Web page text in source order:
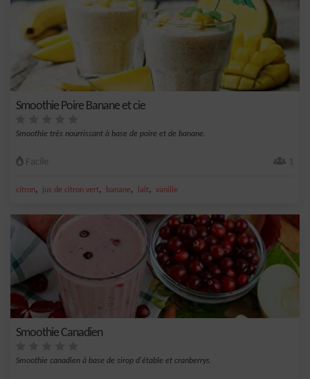
Smoothie Poire Banane et cie
Smoothie très nourrissant à base de poire et de banane.
Facile 1
citron, jus de citron vert, banane, lait, vanille
Smoothie Canadien
Smoothie canadien à base de sirop d'étable et cranberrys.